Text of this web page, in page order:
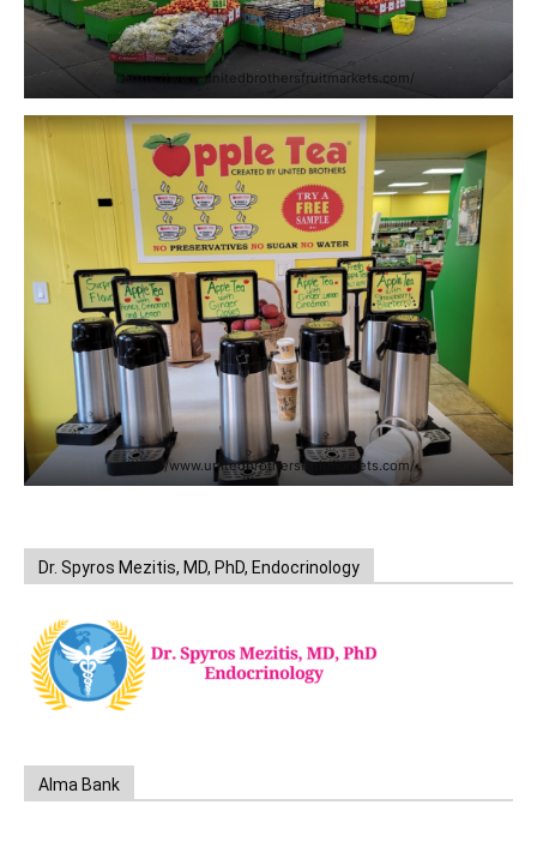
https://www.unitedbrothersfruitmarkets.com/
https://www.unitedbrothersfruitmarkets.com/
Dr. Spyros Mezitis, MD, PhD, Endocrinology
Alma Bank